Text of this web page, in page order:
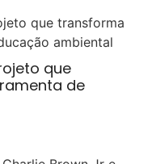
que
de